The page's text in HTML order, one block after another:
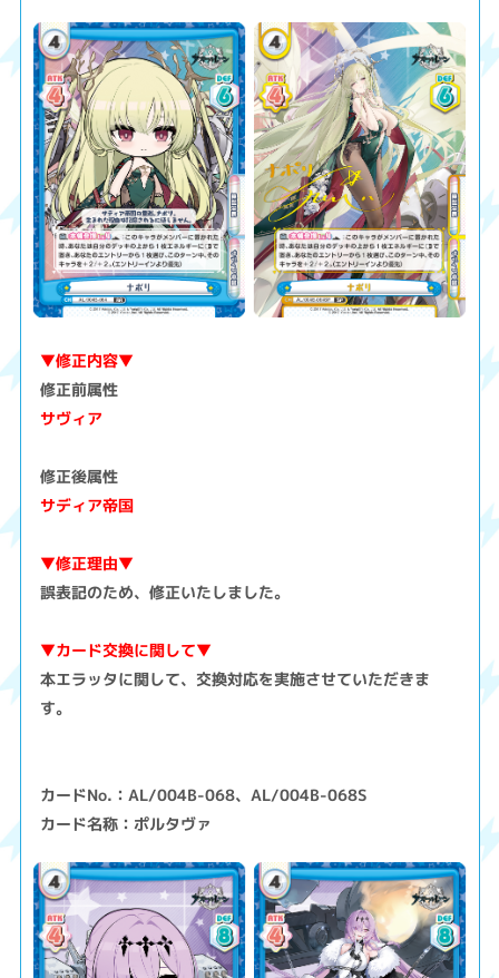
▼修正内容▼
修正前属性
サヴィア
修正後属性
サディア帝国
▼修正理由▼
誤表記のため、修正いたしました。
▼カード交換に関して▼
本エラッタに関して、交換対応を実施させていただきま
す。
カードNo.：AL/004B-068、AL/004B-068S
カード名称：ポルタヴァ